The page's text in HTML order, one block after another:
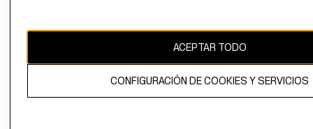
El contenido de esta página web está protegido por copyright y es
propiedad de H&M Hennes & Mauritz AB.
ACEPTAR TODO
CONFIGURACIÓN DE COOKIES Y SERVICIOS